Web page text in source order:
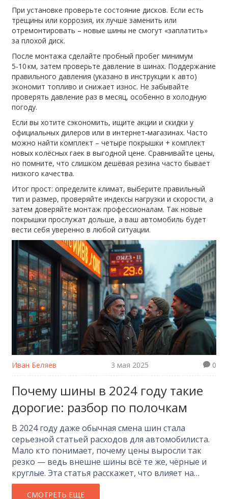
При установке проверьте состояние дисков. Если есть
трещины или коррозия, их лучше заменить или
отремонтировать – новые шины не смогут «заплатить»
за плохой диск.
После монтажа сделайте пробный пробег минимум
5‑10 км, затем проверьте давление в шинах. Поддержание
правильного давления (указано в инструкции к авто)
экономит топливо и снижает износ. Не забывайте
проверять давление раз в месяц, особенно в холодную
погоду.
Если вы хотите сэкономить, ищите акции и скидки у
официальных дилеров или в интернет‑магазинах. Часто
можно найти комплект – четыре покрышки + комплект
новых колёсных гаек в выгодной цене. Сравнивайте цены,
но помните, что слишком дешёвая резина часто бывает
низкого качества.
Итог прост: определите климат, выберите правильный
тип и размер, проверяйте индексы нагрузки и скорости, а
затем доверяйте монтаж профессионалам. Так новые
покрышки прослужат дольше, а ваш автомобиль будет
вести себя уверенно в любой ситуации.
Иван Беляев 3 мая 2025 0
Почему шины в 2024 году такие
дорогие: разбор по полочкам
В 2024 году даже обычная смена шин стала
серьезной статьей расходов для автомобилиста.
Мало кто понимает, почему цены выросли так
резко — ведь внешне шины всё те же, чёрные и
круглые. Эта статья расскажет, что влияет на
стоимость шин сегодня, как поднятие цен
затрагивает разные категории покрышек, и как
СМОТРЕТЬ ЕЩЕ